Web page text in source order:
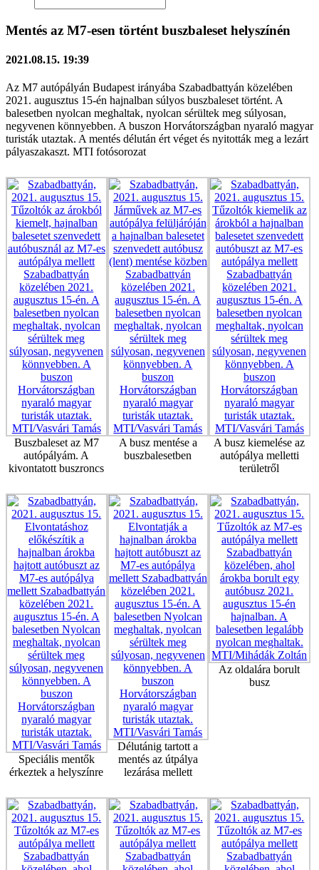
Mentés az M7-esen történt buszbaleset helyszínén
2021.08.15. 19:39
Az M7 autópályán Budapest irányába Szabadbattyán közelében
2021. augusztus 15-én hajnalban súlyos buszbaleset történt. A
balesetben nyolcan meghaltak, nyolcan sérültek meg súlyosan,
negyvenen könnyebben. A buszon Horvátországban nyaraló magyar
turisták utaztak. A mentés délután ért véget és nyitották meg a lezárt
pályaszakaszt. MTI fotósorozat
Buszbaleset az M7
autópályám. A
kivontatott buszroncs
A busz mentése a
buszbalesetben
A busz kiemelése az
autópálya melletti
területről
Speciális mentők
érkeztek a helyszínre
Délutánig tartott a
mentés az útpálya
lezárása mellett
Az oldalára borult
busz